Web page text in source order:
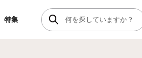
特集